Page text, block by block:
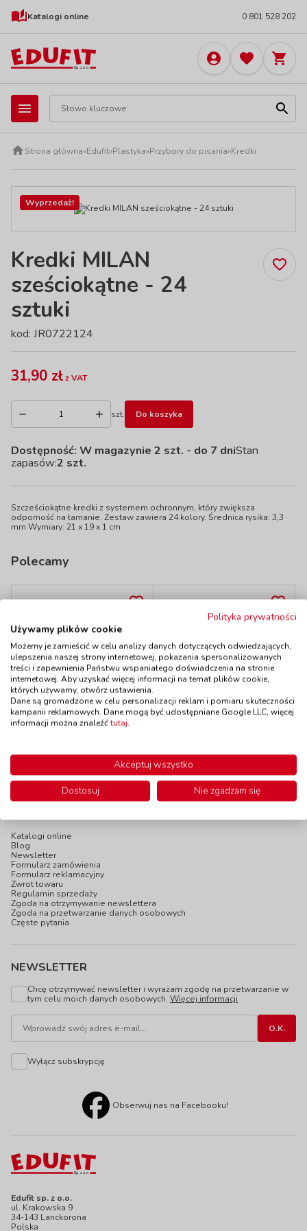
Katalogi online 0 801 528 202
Strona główna»Edufit»Plastyka»Przybory do pisania»Kredki
Wyprzedaż!
Kredki MILAN
sześciokątne - 24
sztuki
kod: JR0722124
31,90 złz VAT
szt. Do koszyka
Dostępność: W magazynie 2 szt. - do 7 dniStan
zapasów:2 szt.
Szcześciokątne kredki z systemem ochronnym, który zwiększa
odporność na łamanie. Zestaw zawiera 24 kolory. Średnica rysika: 3,3
mm Wymiary: 21 x 19 x 1 cm
Polecamy
Trójkątne kredki
świecowe
kod: JO973/72
DostępnośćW magazynie
do 5 dni
99,90 zł z VAT
Do koszyka
Trójkątne kredki
świecowe -
różowe,, 12 sztuk
kod: JO97308
19,90 zł z VAT
Edufit sp. z o.o.
ul. Krakowska 9
34-143 Lanckorona
Polska
Katalogi online
Blog
Newsletter
Formularz zamówienia
Formularz reklamacyjny
Zwrot towaru
Regulamin sprzedaży
Zgoda na otrzymywanie newslettera
Zgoda na przetwarzanie danych osobowych
Częste pytania
NEWSLETTER
Chcę otrzymywać newsletter i wyrażam zgodę na przetwarzanie w
tym celu moich danych osobowych. Więcej informacji
Wyłącz subskrypcję
Obserwuj nas na Facebooku!
Polityka prywatności
Używamy plików cookie
Możemy je zamieścić w celu analizy danych dotyczących odwiedzających,
ulepszenia naszej strony internetowej, pokazania spersonalizowanych
treści i zapewnienia Państwu wspaniałego doświadczenia na stronie
internetowej. Aby uzyskać więcej informacji na temat plików cookie,
których używamy, otwórz ustawienia.
Dane są gromadzone w celu personalizacji reklam i pomiaru skuteczności
kampanii reklamowych. Dane mogą być udostępniane Google LLC, więcej
informacji można znaleźćtutaj.
Akceptuj wszystko
Dostosuj
Nie zgadzam się